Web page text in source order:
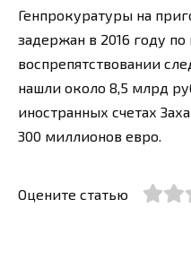
Генпрокуратуры на
задержан в 2016 году
воспрепятствовании
нашли около 8,5 млрд
иностранных счетах
300 миллионов евро.
Оцените статью